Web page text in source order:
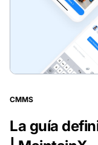
CMMS
La guía